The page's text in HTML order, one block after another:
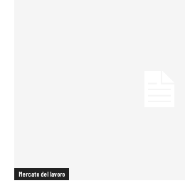
Mercato del lavoro